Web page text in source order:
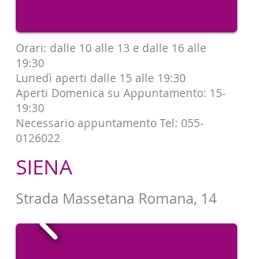
Orari: dalle 10 alle 13 e dalle 16 alle
19:30
Lunedì aperti dalle 15 alle 19:30
Aperti Domenica su Appuntamento: 15-
19:30
Necessario appuntamento Tel: 055-
0126022
SIENA
Strada Massetana Romana, 14